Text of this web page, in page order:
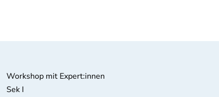
Workshop mit Expert:innen
Sek I